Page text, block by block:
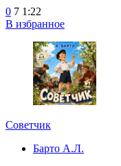
0 7 1:22
В избранное
Советчик
Барто А.Л.